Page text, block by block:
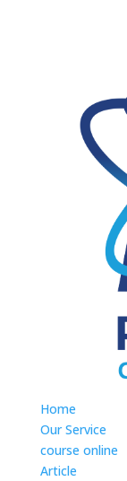
Home
Our Service
course online
Article